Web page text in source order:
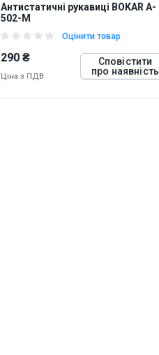
Антистатичні рукавиці BOKAR A-
502-M
Оцінити товар
290 ₴
Ціна з ПДВ
Сповістити
про наявність